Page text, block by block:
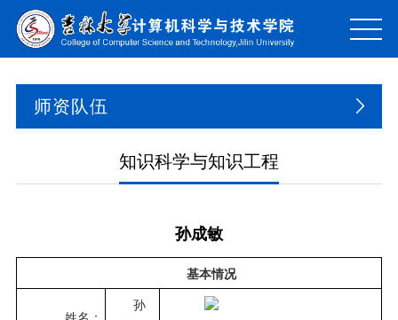
师资队伍
知识科学与知识工程
孙成敏
基本情况
姓名：
孙